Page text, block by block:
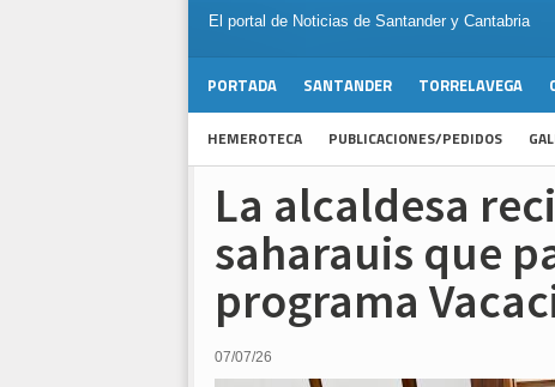
El portal de Noticias de Santander y Cantabria
PORTADA SANTANDER TORRELAVEGA
HEMEROTECA PUBLICACIONES/PEDIDOS
La alcaldesa
saharauis que
programa
07/07/26